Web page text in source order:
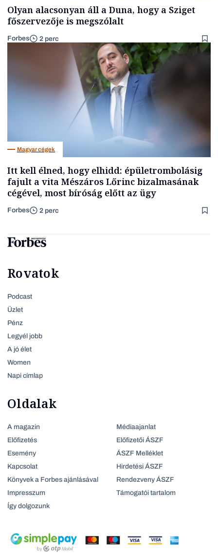
Olyan alacsonyan áll a Duna, hogy a Sziget
főszervezője is megszólalt
Forbes 2 perc
Magyar cégek
Itt kell élned, hogy elhidd: épületrombolásig
fajult a vita Mészáros Lőrinc bizalmasának
cégével, most bíróság előtt az ügy
Forbes 2 perc
Rovatok
Podcast
Üzlet
Pénz
Legyél jobb
A jó élet
Women
Napi címlap
Oldalak
A magazin
Előfizetés
Esemény
Kapcsolat
Könyvek a Forbes ajánlásával
Impresszum
Így dolgozunk
Médiaajanlat
Előfizetői ÁSZF
ÁSZF Melléklet
Hirdetési ÁSZF
Rendezveny ÁSZF
Támogatói tartalom